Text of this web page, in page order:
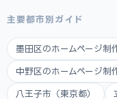
主要都市別ガイド
墨田区のホームページ
中野区のホームページ
八王子市（東京都）